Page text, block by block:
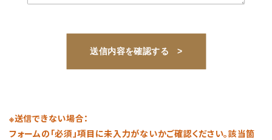
※送信できない場合：
フォームの「必須」項目に未入力がないかご確認ください。該当箇